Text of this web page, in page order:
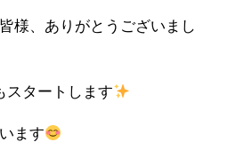
様、ありがとうございまし
スタートします
ます